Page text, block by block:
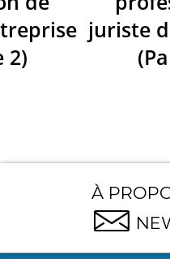
2)
juriste
À